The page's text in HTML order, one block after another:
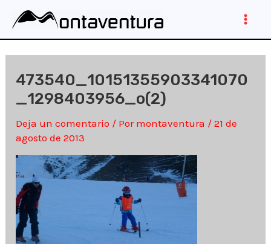
contenido
473540_10151355903341070
_1298403956_o(2)
Deja un comentario / Por montaventura /21 de
agosto de 2013